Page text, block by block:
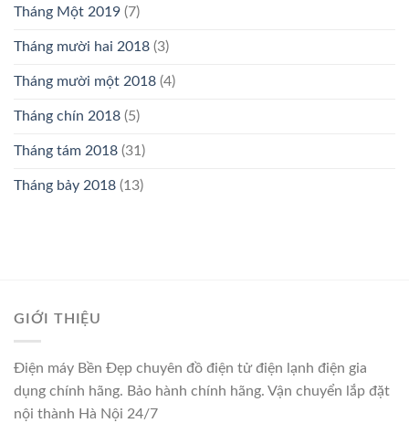
Tháng Một 2019 (7)
Tháng mười hai 2018 (3)
Tháng mười một 2018 (4)
Tháng chín 2018 (5)
Tháng tám 2018 (31)
Tháng bảy 2018 (13)
GIỚI THIỆU
Điện máy Bền Đẹp chuyên đồ điện tử điện lạnh điện gia
dụng chính hãng. Bảo hành chính hãng. Vận chuyển lắp đặt
nội thành Hà Nội 24/7